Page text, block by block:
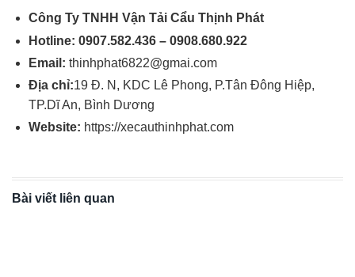
Công Ty TNHH Vận Tải Cẩu Thịnh Phát
Hotline: 0907.582.436 – 0908.680.922
Email: thinhphat6822@gmai.com
Địa chỉ:19 Đ. N, KDC Lê Phong, P.Tân Đông Hiệp,
TP.Dĩ An, Bình Dương
Website: https://xecauthinhphat.com
Bài viết liên quan